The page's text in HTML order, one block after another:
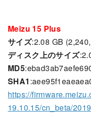
Meizu 15 Plus
サイズ:2.08 GB
ディスク上のサイズ
MD5
SHA1
https://
19.10.15/cn_beta/